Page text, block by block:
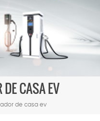
CASA EV
de casa ev